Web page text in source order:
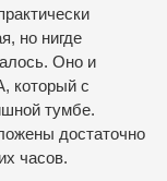
но нигде
Оно и
который с
тумбе.
достаточно
часов.